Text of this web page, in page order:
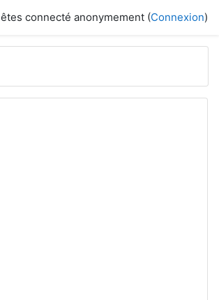
connecté anonymement (Connexion)